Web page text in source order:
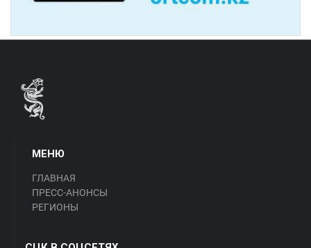
МЕНЮ
ГЛАВНАЯ
ПРЕСС-АНОНСЫ
РЕГИОНЫ